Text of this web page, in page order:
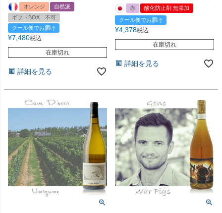
オレンジ
自然派
ギフトBOX 不可
クール便でお届け
¥7,480税込
在庫切れ
詳細を見る
赤
酸化防止剤 無添加
クール便でお届け
¥4,378税込
在庫切れ
詳細を見る